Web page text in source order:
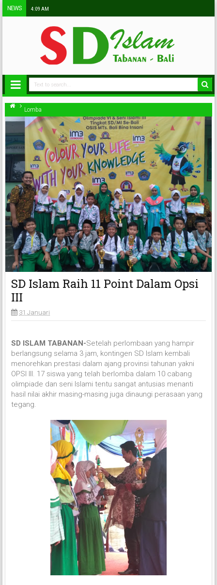
NEWS 4:09 AM
Lomba
SD Islam Raih 11 Point Dalam Opsi
III
31 Januari
SD ISLAM TABANAN-Setelah perlombaan yang hampir
berlangsung selama 3 jam, kontingen SD Islam kembali
menorehkan prestasi dalam ajang provinsi tahunan yakni
OPSI III. 17 siswa yang telah berlomba dalam 10 cabang
olimpiade dan seni Islami tentu sangat antusias menanti
hasil nilai akhir masing-masing juga dinaungi perasaan yang
tegang.